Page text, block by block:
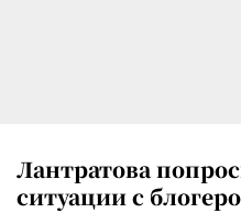
Лантратова
ситуации с